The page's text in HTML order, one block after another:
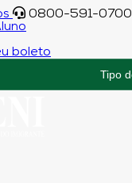
0800-591-0700
boleto